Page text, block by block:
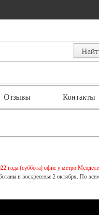
Отзывы Контакты
года (суббота) офис у метро
в воскресенье 2 октября. По